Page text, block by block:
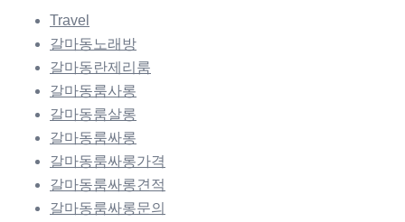
Travel
갈마동노래방
갈마동란제리룸
갈마동룸사롱
갈마동룸살롱
갈마동룸싸롱
갈마동룸싸롱가격
갈마동룸싸롱견적
갈마동룸싸롱문의